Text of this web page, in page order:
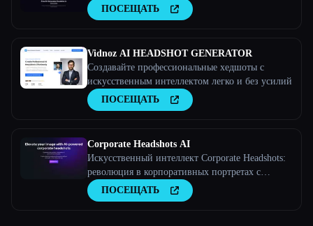
ПОСЕЩАТЬ
Vidnoz AI HEADSHOT GENERATOR
Создавайте профессиональные хедшоты с
искусственным интеллектом легко и без усилий
ПОСЕЩАТЬ
Corporate Headshots AI
Искусственный интеллект Corporate Headshots:
революция в корпоративных портретах с
помощью искусственного интеллекта
ПОСЕЩАТЬ